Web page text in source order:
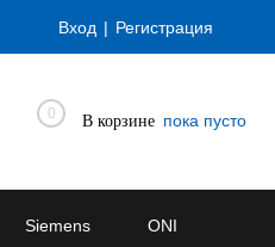
Вход Регистрация
0 В корзине пока пусто
Siemens ONI